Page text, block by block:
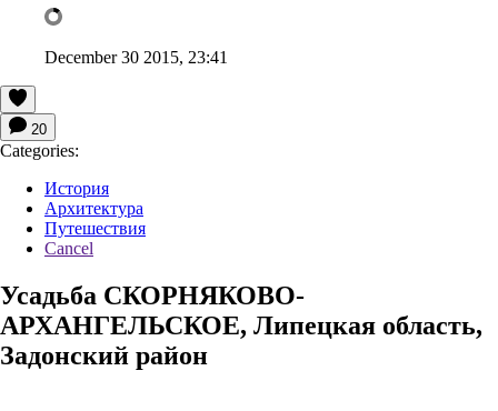
December 30 2015, 23:41
20
Categories:
История
Архитектура
Путешествия
Cancel
Усадьба СКОРНЯКОВО-
АРХАНГЕЛЬСКОЕ, Липецкая область,
Задонский район